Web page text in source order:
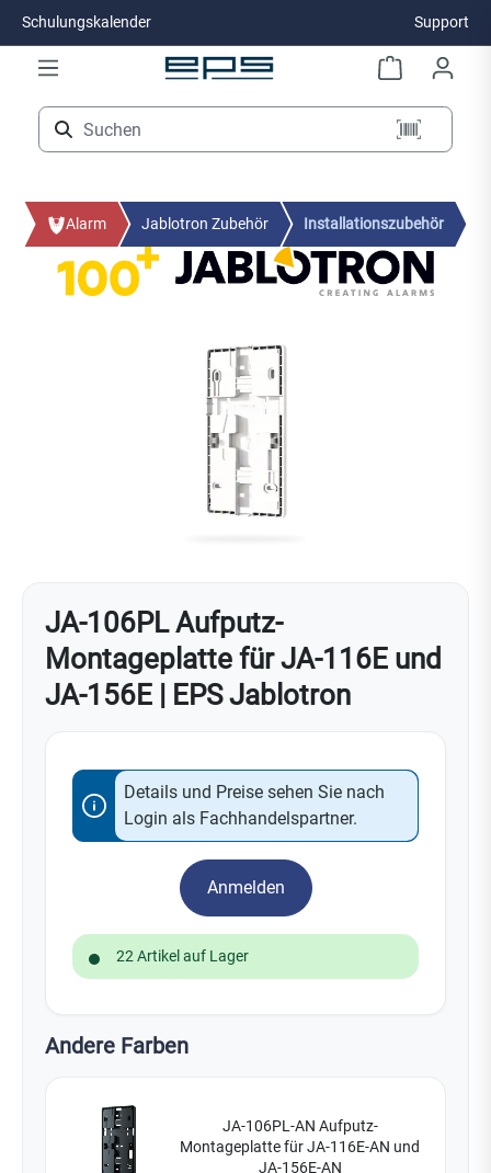
Zum Hauptinhalt springen
Schulungskalender Support
Alarm Jablotron Zubehör Installationszubehör
JA-106PL Aufputz-
Montageplatte für JA-116E und
JA-156E | EPS Jablotron
Details und Preise sehen Sie nach
Login als Fachhandelspartner.
Anmelden
22 Artikel auf Lager
Andere Farben
JA-106PL-AN Aufputz-
Montageplatte für JA-116E-AN und
JA-156E-AN